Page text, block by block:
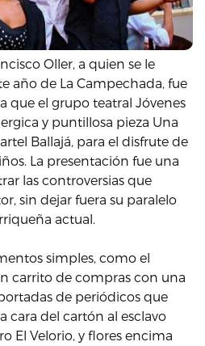
Oller, a quien se le
año de La Campechada, fue
que el grupo teatral Jóvenes
y puntillosa pieza Una
Ballajá, para el disfrute de
La presentación fue una
las controversias que
sin dejar fuera su paralelo
actual.
simples, como el
carrito de compras con una
de periódicos que
cara del cartón al esclavo
El Velorio, y flores encima